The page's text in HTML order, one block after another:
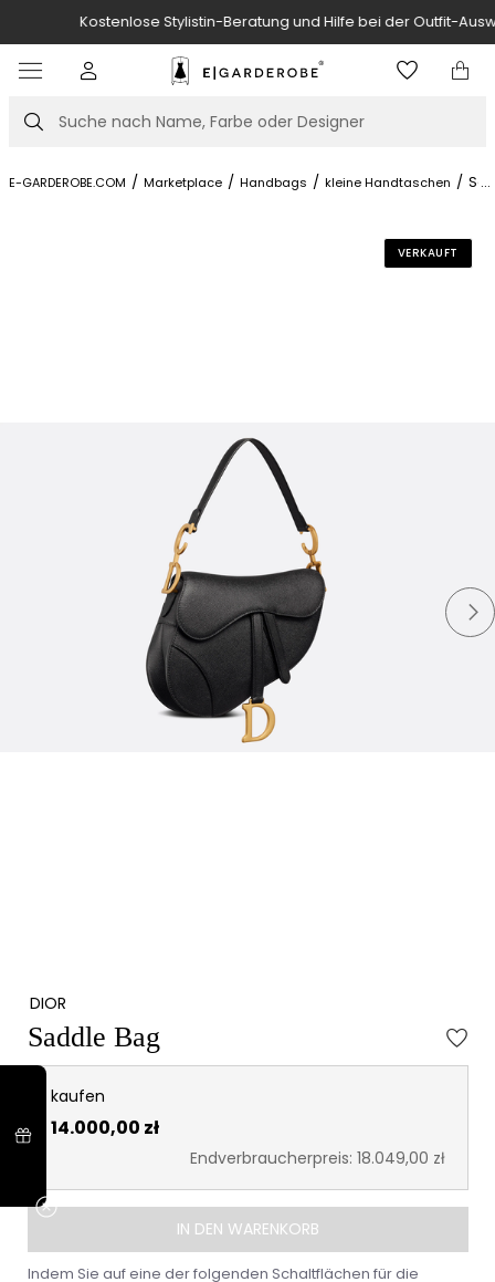
Kostenlose Stylistin-Beratung und Hilfe bei der Outfit-Auswahl.
Suche
E-GARDEROBE.COM / Marketplace / Handbags / kleine Handtaschen / ...
VERKAUFT
DIOR
Saddle Bag
kaufen
14.000,00 zł
Endverbraucherpreis: 18.049,00 zł
IN DEN WARENKORB
Indem Sie auf eine der folgenden Schaltflächen für die